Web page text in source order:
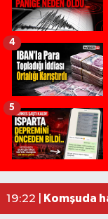
4
5
13:00 |Yığılca'da
12:48 |Tur teknesi
02:26 |
19:22 |
Komşuda